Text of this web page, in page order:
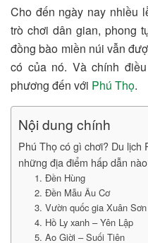
Cho đến ngày nay nhiều
trò chơi dân gian, phong
đồng bào miền núi vẫn
có của nó. Và chính
phương đến với Phú Thọ.
Nội dung chính
Phú Thọ có gì chơi? Du lịch
những địa điểm hấp dẫn
1. Đền Hùng
2. Đền Mẫu Âu Cơ
3. Vườn quốc gia Xuân Sơn
4. Hồ Ly xanh – Yên Lập
5. Ao Giời – Suối Tiên